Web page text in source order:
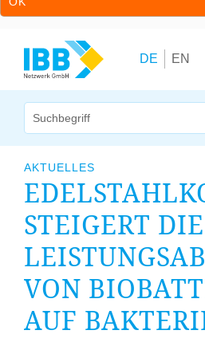
DE EN
Unternehmen
Cluster
Leistungsangebot
Arbeitskreise
AKTUELLES
STEIGERT DIE
VON
AUF